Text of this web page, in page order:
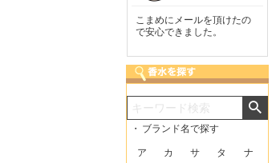
こまめにメールを頂けたの
で安心できました。
・ ブランド名で探す
ア カ サ タ
ナ